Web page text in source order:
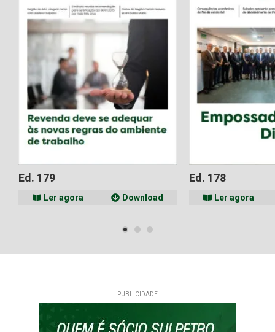
Ed. 179
Ler agora Download
Ed. 178
Ler agora
PUBLICIDADE